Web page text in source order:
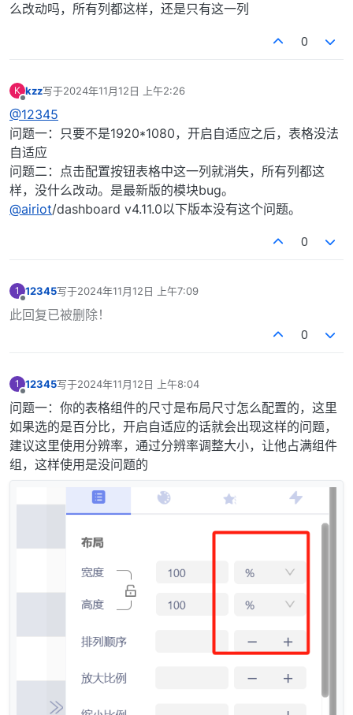
么改动吗，所有列都这样，还是只有这一列
0
K kzz写于2024年11月12日 上午2:26
最后由 编辑
@12345
问题一：只要不是1920*1080，开启自适应之后，表格没法
自适应
问题二：点击配置按钮表格中这一列就消失，所有列都这
样，没什么改动。是最新版的模块bug。
@airiot/dashboard v4.11.0以下版本没有这个问题。
0
1 12345写于2024年11月12日 上午7:09
最后由 编辑
此回复已被删除！
0
1 12345写于2024年11月12日 上午8:04
最后由 编辑
问题一：你的表格组件的尺寸是布局尺寸怎么配置的，这里
如果选的是百分比，开启自适应的话就会出现这样的问题，
建议这里使用分辨率，通过分辨率调整大小，让他占满组件
组，这样使用是没问题的